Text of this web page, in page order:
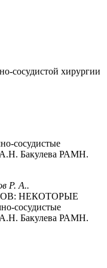
сосудистой хирургии
сосудистые
Бакулева РАМН.
Р. А..
НЕКОТОРЫЕ
сосудистые
Бакулева РАМН.